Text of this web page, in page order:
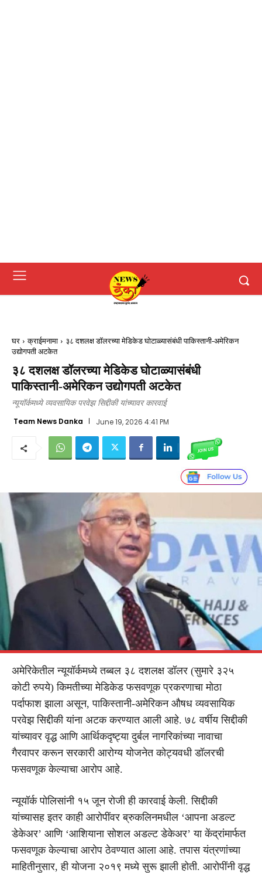
घर क्राईमनामा
३८ दशलक्ष डॉलरच्या मेडिकेड घोटाळ्यासंबंधी पाकिस्तानी-अमेरिकन
उद्योगपती अटकेत
३८ दशलक्ष डॉलरच्या मेडिकेड घोटाळ्यासंबंधी
पाकिस्तानी-अमेरिकन उद्योगपती अटकेत
न्यूयॉर्कमध्ये व्यवसायिक परवेझ सिद्दीकी यांच्यावर कारवाई
Team News Danka June 19, 2026 4:41 PM
अमेरिकेतील न्यूयॉर्कमध्ये तब्बल ३८ दशलक्ष डॉलर (सुमारे ३२५
कोटी रुपये) किमतीच्या मेडिकेड फसवणूक प्रकरणाचा मोठा
पर्दाफाश झाला असून, पाकिस्तानी-अमेरिकन औषध व्यवसायिक
परवेझ सिद्दीकी यांना अटक करण्यात आली आहे. ७८ वर्षीय सिद्दीकी
यांच्यावर वृद्ध आणि आर्थिकदृष्ट्या दुर्बल नागरिकांच्या नावाचा
गैरवापर करून सरकारी आरोग्य योजनेत कोट्यवधी डॉलरची
फसवणूक केल्याचा आरोप आहे.
न्यूयॉर्क पोलिसांनी १५ जून रोजी ही कारवाई केली. सिद्दीकी
यांच्यासह इतर काही आरोपींवर ब्रुकलिनमधील ‘आपना अडल्ट
डेकेअर’ आणि ‘आशियाना सोशल अडल्ट डेकेअर’ या केंद्रांमार्फत
फसवणूक केल्याचा आरोप ठेवण्यात आला आहे. तपास यंत्रणांच्या
माहितीनुसार, ही योजना २०१९ मध्ये सुरू झाली होती. आरोपींनी वृद्ध